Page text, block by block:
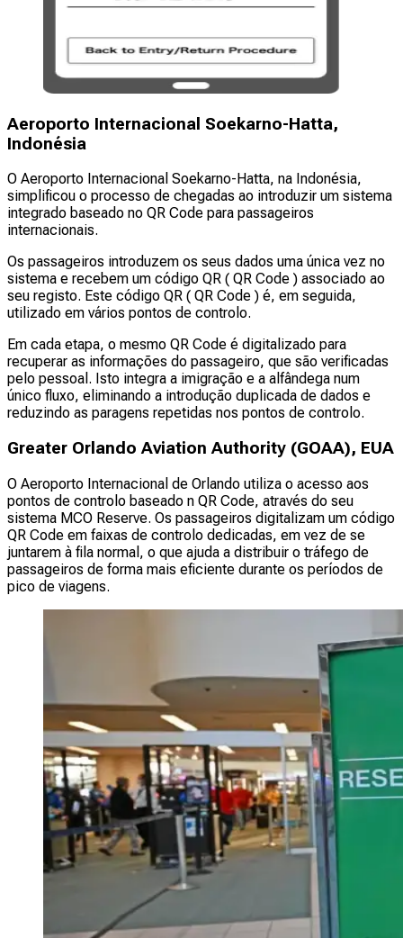
Aeroporto Internacional Soekarno-Hatta,
Indonésia
O Aeroporto Internacional Soekarno-Hatta, na Indonésia,
simplificou o processo de chegadas ao introduzir um sistema
integrado baseado no QR Code para passageiros
internacionais.
Os passageiros introduzem os seus dados uma única vez no
sistema e recebem um código QR ( QR Code ) associado ao
seu registo. Este código QR ( QR Code ) é, em seguida,
utilizado em vários pontos de controlo.
Em cada etapa, o mesmo QR Code é digitalizado para
recuperar as informações do passageiro, que são verificadas
pelo pessoal. Isto integra a imigração e a alfândega num
único fluxo, eliminando a introdução duplicada de dados e
reduzindo as paragens repetidas nos pontos de controlo.
Greater Orlando Aviation Authority (GOAA), EUA
O Aeroporto Internacional de Orlando utiliza o acesso aos
pontos de controlo baseado n QR Code, através do seu
sistema MCO Reserve. Os passageiros digitalizam um código
QR Code em faixas de controlo dedicadas, em vez de se
juntarem à fila normal, o que ajuda a distribuir o tráfego de
passageiros de forma mais eficiente durante os períodos de
pico de viagens.